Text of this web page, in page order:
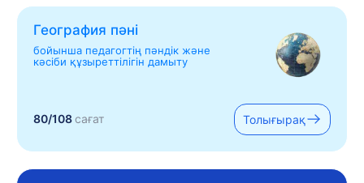
География пәні
бойынша педагогтің пәндік және
кәсіби құзыреттілігін дамыту
80/108сағат Толығырақ